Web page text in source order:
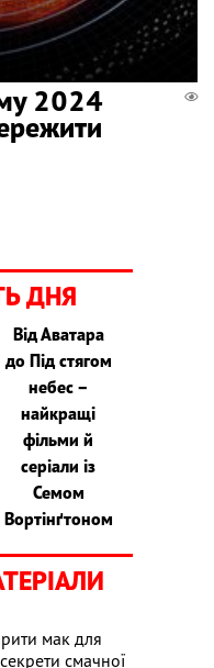
2024
ДНЯ
Від Аватара
до Під стягом
небес –
найкращі
фільми й
серіали із
Семом
Вортінґтоном
мак для
смачної